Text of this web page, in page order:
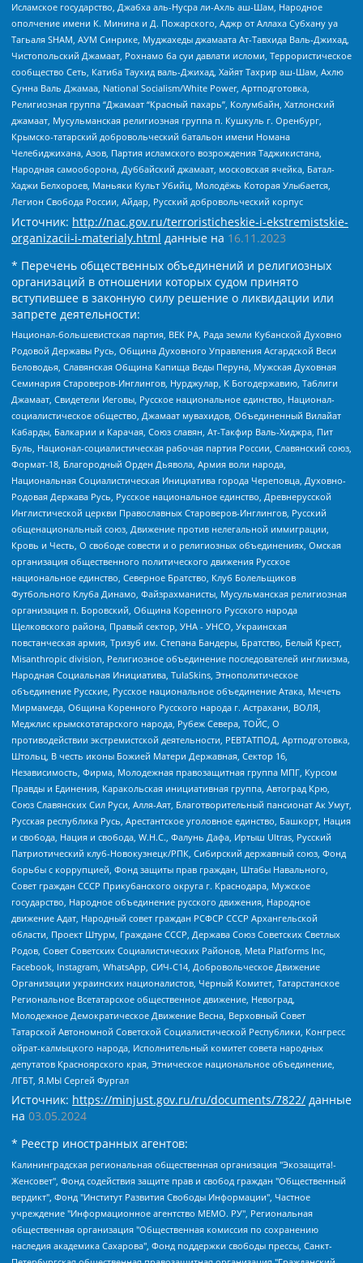
Исламское государство, Джабха аль-Нусра ли-Ахль аш-Шам, Народное
ополчение имени К. Минина и Д. Пожарского, Аджр от Аллаха Субхану уа
Тагьаля SHAM, АУМ Синрике, Муджахеды джамаата Ат-Тавхида Валь-Джихад,
Чистопольский Джамаат, Рохнамо ба суи давлати исломи, Террористическое
сообщество Сеть, Катиба Таухид валь-Джихад, Хайят Тахрир аш-Шам, Ахлю
Сунна Валь Джамаа, National Socialism/White Power, Артподготовка,
Религиозная группа “Джамаат “Красный пахарь”, Колумбайн, Хатлонский
джамаат, Мусульманская религиозная группа п. Кушкуль г. Оренбург,
Крымско-татарский добровольческий батальон имени Номана
Челебиджихана, Азов, Партия исламского возрождения Таджикистана,
Народная самооборона, Дуббайский джамаат, московская ячейка, Батал-
Хаджи Белхороев, Маньяки Культ Убийц, Молодёжь Которая Улыбается,
Легион Свобода России, Айдар, Русский добровольческий корпус
Источник: http://nac.gov.ru/terroristicheskie-i-ekstremistskie-
organizacii-i-materialy.html данные на 16.11.2023
* Перечень общественных объединений и религиозных
организаций в отношении которых судом принято
вступившее в законную силу решение о ликвидации или
запрете деятельности:
Национал-большевистская партия, ВЕК РА, Рада земли Кубанской Духовно
Родовой Державы Русь, Община Духовного Управления Асгардской Веси
Беловодья, Славянская Община Капища Веды Перуна, Мужская Духовная
Семинария Староверов-Инглингов, Нурджулар, К Богодержавию, Таблиги
Джамаат, Свидетели Иеговы, Русское национальное единство, Национал-
социалистическое общество, Джамаат мувахидов, Объединенный Вилайат
Кабарды, Балкарии и Карачая, Союз славян, Ат-Такфир Валь-Хиджра, Пит
Буль, Национал-социалистическая рабочая партия России, Славянский союз,
Формат-18, Благородный Орден Дьявола, Армия воли народа,
Национальная Социалистическая Инициатива города Череповца, Духовно-
Родовая Держава Русь, Русское национальное единство, Древнерусской
Инглистической церкви Православных Староверов-Инглингов, Русский
общенациональный союз, Движение против нелегальной иммиграции,
Кровь и Честь, О свободе совести и о религиозных объединениях, Омская
организация общественного политического движения Русское
национальное единство, Северное Братство, Клуб Болельщиков
Футбольного Клуба Динамо, Файзрахманисты, Мусульманская религиозная
организация п. Боровский, Община Коренного Русского народа
Щелковского района, Правый сектор, УНА - УНСО, Украинская
повстанческая армия, Тризуб им. Степана Бандеры, Братство, Белый Крест,
Misanthropic division, Религиозное объединение последователей инглиизма,
Народная Социальная Инициатива, TulaSkins, Этнополитическое
объединение Русские, Русское национальное объединение Атака, Мечеть
Мирмамеда, Община Коренного Русского народа г. Астрахани, ВОЛЯ,
Меджлис крымскотатарского народа, Рубеж Севера, ТОЙС, О
противодействии экстремистской деятельности, РЕВТАТПОД, Артподготовка,
Штольц, В честь иконы Божией Матери Державная, Сектор 16,
Независимость, Фирма, Молодежная правозащитная группа МПГ, Курсом
Правды и Единения, Каракольская инициативная группа, Автоград Крю,
Союз Славянских Сил Руси, Алля-Аят, Благотворительный пансионат Ак Умут,
Русская республика Русь, Арестантское уголовное единство, Башкорт, Нация
и свобода, Нация и свобода, W.H.С., Фалунь Дафа, Иртыш Ultras, Русский
Патриотический клуб-Новокузнецк/РПК, Сибирский державный союз, Фонд
борьбы с коррупцией, Фонд защиты прав граждан, Штабы Навального,
Совет граждан СССР Прикубанского округа г. Краснодара, Мужское
государство, Народное объединение русского движения, Народное
движение Адат, Народный совет граждан РСФСР СССР Архангельской
области, Проект Штурм, Граждане СССР, Держава Союз Советских Светлых
Родов, Совет Советских Социалистических Районов, Meta Platforms Inc,
Facebook, Instagram, WhatsApp, СИЧ-С14, Добровольческое Движение
Организации украинских националистов, Черный Комитет, Татарстанское
Региональное Всетатарское общественное движение, Невоград,
Молодежное Демократическое Движение Весна, Верховный Совет
Татарской Автономной Советской Социалистической Республики, Конгресс
ойрат-калмыцкого народа, Исполнительный комитет совета народных
депутатов Красноярского края, Этническое национальное объединение,
ЛГБТ, Я.МЫ Сергей Фургал
Источник: https://minjust.gov.ru/ru/documents/7822/ данные
на 03.05.2024
* Реестр иностранных агентов:
Калининградская региональная общественная организация "Экозащита!-Женсовет", Фонд содействия защите прав и свобод граждан "Общественный вердикт", Фонд "Институт Развития Свободы Информации", Частное учреждение "Информационное агентство МЕМО. РУ", Региональная общественная организация "Общественная комиссия по сохранению наследия академика Сахарова", Фонд поддержки свободы прессы, Санкт-Петербургская общественная правозащитная организация "Гражданский контроль", Межрегиональная общественная организация "Информационно-просветительский центр "Мемориал", Региональный Фонд "Центр Защиты Прав Средств Массовой Информации", с 05.12.2023 Фонд "Центр Защиты Прав Средств массовой информации", Региональная общественная благотворительная организация помощи беженцам и мигрантам "Гражданское содействие", Негосударственное образовательное учреждение дополнительного профессионального образования (повышение квалификации) специалистов "АКАДЕМИЯ ПО ПРАВАМ ЧЕЛОВЕКА", Свердловская региональная общественная организация "Сутяжник", Автономная некоммерческая организация "Центр независимых социологических исследований", Союз общественных объединений "Российский исследовательский центр по правам человека", Региональное общественное учреждение научно-информационный центр "МЕМОРИАЛ", Некоммерческая организация "Фонд защиты гласности", Автономная некоммерческая организация "Институт прав человека", Городская общественная организация "Екатеринбургское общество "МЕМОРИАЛ", Городская общественная организация "Рязанское историко-просветительское и правозащитное общество "Мемориал" (Рязанский Мемориал), Челябинский региональный орган общественной самодеятельности – женское общественное объединение "Женщины Евразии", Челябинский региональный орган общественной самодеятельности "Уральская правозащитная группа", Фонд содействия защите здоровья и социальной справедливости имени Андрея Рылькова, Автономная Некоммерческая Организация "Аналитический Центр Юрия Левады", Автономная некоммерческая организация социальной поддержки населения "Проект Апрель", Региональная общественная организация помощи женщинам и детям, находящимся в кризисной ситуации "Информационно-методический центр "Анна", Фонд содействия развитию массовых коммуникаций и правовому просвещению "Так-так-Так", Фонд содействия устойчивому развитию "Серебряная тайга", Свердловский региональный общественный фонд социальных проектов "Новое время", "Idel.Реалии", Кавказ.Реалии, Крым.Реалии, Телеканал Настоящее Время, Татаро-башкирская служба Радио Свобода (Azatliq Radiosi), Радио Свободная Европа/Радио Свобода (PCE/PC), "Сибирь.Реалии", "Фактограф", Благотворительный фонд помощи осужденным и их семьям, Автономная некоммерческая организация "Институт глобализации и социальных движений", Фонд "В защиту прав заключенных", Частное учреждение "Центр поддержки и содействия развитию средств массовой информации", Пензенский региональный общественный благотворительный фонд "Гражданский союз", "Север.Реалии", Некоммерческая организация Фонд "Правовая инициатива", Общество с ограниченной ответственностью "Радио Свободная Европа/Радио Свобода", Чешское информационное агентство "MEDIUM-ORIENT", Красноярская региональная общественная организация "Мы против СПИДа", Камалягин Денис Николаевич, Маркелов Сергей Евгеньевич, Пономарев Лев Александрович, Савицкая Людмила Алексеевна, Автономная некоммерческая организация "Центр по работе с проблемой насилия "НАСИЛИЮ.НЕТ", Межрегиональный профессиональный союз работников здравоохранения "Альянс врачей", Юридическое лицо, зарегистрированное в Латвийской Республике, SIA "Medusa Project" (регистрационный номер 40103797863, дата регистрации 10.06.2014), Некоммерческая организация "Фонд по борьбе с коррупцией", Автономная некоммерческая организация "Институт права и публичной политики", Баданин Роман Сергеевич, Гликин Максим Александрович, Железнова Мария Михайловна, Лукьянова Юлия Сергеевна, Маетная Елизавета Витальевна, Маняхин Петр Борисович, Чуракова Ольга Владимировна, Ярош Юлия Петровна, Юридическое лицо "The Insider SIA", зарегистрированное в Риге, Латвийская Республика (дата регистрации 26.06.2015), являющееся администратором доменного имени интернет-издания "The Insider SIA", https://theins.ru, Постернак Алексей Евгеньевич, Рубин Михаил Аркадьевич, Анин Роман Александрович, Юридическое лицо Istories fonds, зарегистрированное в Латвийской Республике (регистрационный номер 50008295751, дата регистрации 24.02.2020), Великовский Дмитрий Александрович, Долинина Ирина Николаевна, Мароховская Алеся Алексеевна, Шлейнов Роман Юрьевич, Шмагун Олеся Валентиновна, Общество с ограниченной ответственностью "Альтаир 2021", Общество с ограниченной ответственностью "Вега 2021", Общество с ограниченной ответственностью "Главный редактор 2021", Общество с ограниченной ответственностью "Ромашки монолит", Важенков Артем Валерьевич, Ивановская областная общественная организация "Центр гендерных исследований", Гурман Юрий Альбертович, Медиапроект "ОВД-Инфо", Егоров Владимир Владимирович, Жилинский Владимир Александрович, Общество с ограниченной ответственностью "ЗП", Иванова София Юрьевна, Карезина Инна Павловна, Кильтау Екатерина Викторовна, Петров Алексей Викторович, Пискунов Сергей Евгеньевич, Смирнов Сергей Сергеевич, Тихонов Михаил Сергеевич, Общество с ограниченной ответственностью "ЖУРНАЛИСТ-ИНОСТРАННЫЙ АГЕНТ", Арапова Галина Юрьевна, Вольтская Татьяна Анатольевна, Американская компания "Mason G.E.S. Anonymous Foundation" (США), являющаяся владельцем интернет-издания https://mnews.world/, Компания "Stichting Bellingcat", зарегистрированная в Нидерландах (дата регистрации 11.07.2018), Захаров Андрей Вячеславович, Клепиковская Екатерина Дмитриевна, Общество с ограниченной ответственностью "МЕМО", Перл Роман Александрович, Симонов Евгений Алексеевич, Соловьева Елена Анатольевна, Сотников Даниил Владимирович, Сурначева Елизавета Дмитриевна, Автономная некоммерческая организация по защите прав человека и информированию населения "Якутия – Наше Мнение", Общество с ограниченной ответственностью "Москоу диджитал медиа", с 26.01.2023 Общество с ограниченной ответственностью "Чайка Белые сады", Ветошкина Валерия Валерьевна, Заговора Максим Александрович, Межрегиональное общественное движение "Российская ЛГБТ - сеть", Оленичев Максим Владимирович, Павлов Иван Юрьевич, Скворцова Елена Сергеевна, Общество с ограниченной ответственностью "Как бы инагент", Кочетков Игорь Викторович, Общество с ограниченной ответственностью "Честные выборы", Еланчик Олег Александрович, Общество с ограниченной ответственностью "Нобелевский призыв", Гималова Регина Эмилевна, Григорьев Андрей Валерьевич, Григорьева Алина Александровна, Ассоциация по содействию защите прав призывников, альтернативнослужащих и военнослужащих "Правозащитная группа "Гражданин.Армия.Право", Хисамова Регина Фаритовна, Автономная некоммерческая организация по реализации социально-правовых программ "Лилит", Дальневосточное общественное движение "Маяк", Санкт-Петербургская ЛГБТ-инициативная группа "Выход", Инициативная группа ЛГБТ+ "Реверс", Алексеев Андрей Викторович, Бекбулатова Таисия Львовна, Беляев Иван Михайлович, Владыкина Елена Сергеевна, Гельман Марат Александрович, Никульшина Вероника Юрьевна, Толоконникова Надежда Андреевна, Шендерович Виктор Анатольевич, Общество с ограниченной ответственностью "Данное сообщение", Общество с ограниченной ответственностью Издательский дом "Новая глава", Айнбиндер Александра Александровна, Московский комьюнити-центр для ЛГБТ+инициатив, Благотворительный фонд развития филантропии, Deutsche Welle (Германия, Kurt-Schumacher-Strasse 3, 53113 Bonn), Борзунова Мария Михайловна, Воробьев Виктор Викторович, Голубева Анна Львовна, Константинова Алла Михайловна, Малкова Ирина Владимировна, Мурадов Мурад Абдулгалимович, Осетинская Елизавета Николаевна, Понасенков Евгений Николаевич, Ганапольский Матвей Юрьевич, Киселев Евгений Алексеевич, Борухович Ирина Григорьевна, Дремин Иван Тимофеевич, Дубровский Дмитрий Викторович, Красноярская региональная общественная организация поддержки и развития альтернативных образовательных технологий и межкультурных коммуникаций "ИНТЕРРА", Маяковская Екатерина Алексеевна, Фейгин Марк Захарович, Филимонов Андрей Викторович, Дзугкоева Регина Николаевна, Доброхотов Роман Александрович, Дудь Юрий Александрович, Елкин Сергей Владимирович, Кругликов Кирилл Игоревич, Сабунаева Мария Леонидовна, Семенов Алексей Владимирович, Шаинян Карен Багратович, Шульман Екатерина Михайловна, Асафьев Артур Валерьевич, Вахштайн Виктор Семенович, Венедиктов Алексей Алексеевич, Лушникова Екатерина Евгеньевна, Волков Леонид Михайлович, Невзоров Александр Глебович, Пархоменко Сергей Борисович, Сироткин Ярослав Николаевич, Кара-Мурза Владимир Владимирович, Баранова Наталья Владимировна, Гозман Леонид Яковлевич, Кагарлицкий Борис Юльевич, Климарев Михаил Валерьевич, Милов Владимир Станиславович, Автономная некоммерческая организация Краснодарский центр современного искусства "Типография", Моргенштерн Алишер Тагирович, Соболь Любовь Эдуардовна, Общество с ограниченной ответственностью "ЛИЗА НОРМ", Каспаров Гарри Кимович, Ходорковский Михаил Борисович, Общество с ограниченной ответственностью "Апрельские тезисы", Данилович Ирина Брониславовна, Кашин Олег Владимирович, Петров Николай Владимирович, Пивоваров Алексей Владимирович, Соколов Михаил Владимирович, Цветкова Юлия Владимировна, Чичваркин Евгений Александрович, Комитет против пыток/Команда против пыток, Общество с ограниченной ответственностью "Первый научный", Общество с ограниченной ответственностью "Вертолет и ко", Белоцерковская Вероника Борисовна, Кац Максим Евгеньевич, Лазарева Татьяна Юрьевна, Шаведдинов Руслан Табризович, Яшин Илья Валерьевич, Общество с ограниченной ответственностью "Иноагент ААВ", Алешковский Дмитрий Петрович, Альбац Евгения Марковна, Быков Дмитрий Львович, Галямина Юлия Евгеньевна, Лойко Сергей Леонидович, Мартынов Кирилл Константинович, Медведев Сергей Александрович, Крашенинников Федор Геннадиевич, Гордеева Катерина Вл